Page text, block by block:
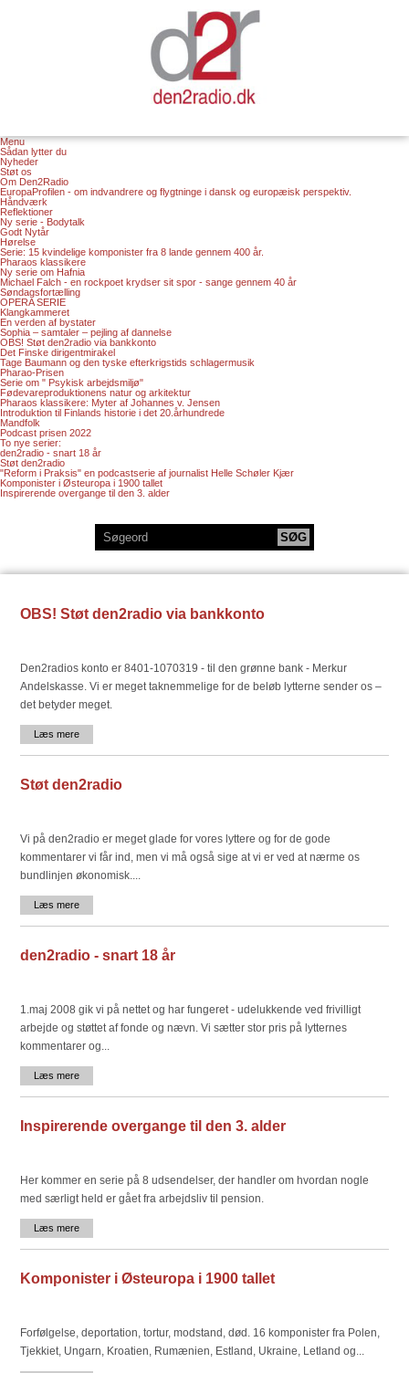
Menu
Sådan lytter du
Nyheder
Støt os
Om Den2Radio
EuropaProfilen - om indvandrere og flygtninge i dansk og europæisk perspektiv.
Håndværk
Reflektioner
Ny serie - Bodytalk
Godt Nytår
Hørelse
Serie: 15 kvindelige komponister fra 8 lande gennem 400 år.
Pharaos klassikere
Ny serie om Hafnia
Michael Falch - en rockpoet krydser sit spor - sange gennem 40 år
Søndagsfortælling
OPERA SERIE
Klangkammeret
En verden af bystater
Sophia – samtaler – pejling af dannelse
OBS! Støt den2radio via bankkonto
Det Finske dirigentmirakel
Tage Baumann og den tyske efterkrigstids schlagermusik
Pharao-Prisen
Serie om " Psykisk arbejdsmiljø"
Fødevareproduktionens natur og arkitektur
Pharaos klassikere: Myter af Johannes v. Jensen
Introduktion til Finlands historie i det 20.århundrede
Mandfolk
Podcast prisen 2022
To nye serier:
den2radio - snart 18 år
Støt den2radio
"Reform i Praksis" en podcastserie af journalist Helle Schøler Kjær
Komponister i Østeuropa i 1900 tallet
Inspirerende overgange til den 3. alder
OBS! Støt den2radio via bankkonto
Den2radios konto er 8401-1070319 - til den grønne bank - Merkur
Andelskasse. Vi er meget taknemmelige for de beløb lytterne sender os –
det betyder meget.
Læs mere
Støt den2radio
Vi på den2radio er meget glade for vores lyttere og for de gode
kommentarer vi får ind, men vi må også sige at vi er ved at nærme os
bundlinjen økonomisk....
Læs mere
den2radio - snart 18 år
1.maj 2008 gik vi på nettet og har fungeret - udelukkende ved frivilligt
arbejde og støttet af fonde og nævn. Vi sætter stor pris på lytternes
kommentarer og...
Læs mere
Inspirerende overgange til den 3. alder
Her kommer en serie på 8 udsendelser, der handler om hvordan nogle
med særligt held er gået fra arbejdsliv til pension.
Læs mere
Komponister i Østeuropa i 1900 tallet
Forfølgelse, deportation, tortur, modstand, død. 16 komponister fra Polen,
Tjekkiet, Ungarn, Kroatien, Rumænien, Estland, Ukraine, Letland og...